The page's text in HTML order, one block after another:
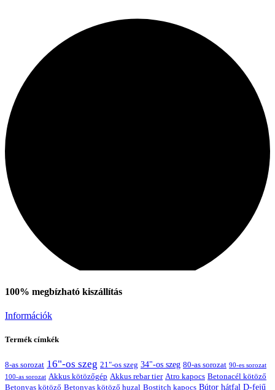
Tex Year
100% megbízható kiszállítás
Információk
Termék címkék
8-as sorozat 16"-os szeg 21"-os szeg 34"-os szeg 80-as sorozat 90-es sorozat
100-as sorozat Akkus kötözőgép Akkus rebar tier Atro kapocs Betonacél kötöző
Betonvas kötöző Betonvas kötöző huzal Bostitch kapocs Bútor hátfal D-fejű